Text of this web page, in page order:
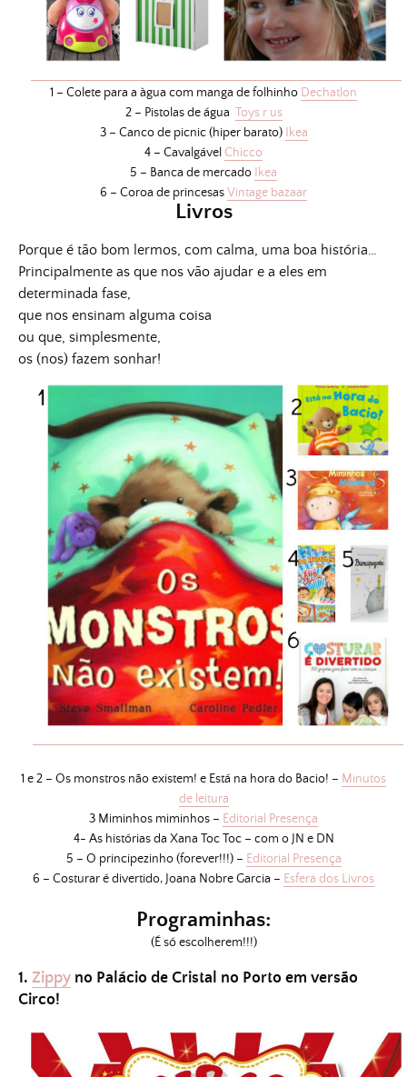
1 – Colete para a àgua com manga de folhinho Dechatlon
2 – Pistolas de água Toys r us
3 – Canco de picnic (hiper barato) Ikea
4 – Cavalgável Chicco
5 – Banca de mercado Ikea
6 – Coroa de princesasVintage bazaar
Livros
Porque é tão bom lermos, com calma, uma boa história…
Principalmente as que nos vão ajudar e a eles em
determinada fase,
que nos ensinam alguma coisa
ou que, simplesmente,
os (nos) fazem sonhar!
1 e 2 – Os monstros não existem! e Está na hora do Bacio! – Minutos
de leitura
3 Miminhos miminhos – Editorial Presença
4- As histórias da Xana Toc Toc – com o JN e DN
5 – O principezinho (forever!!!) – Editorial Presença
6 – Costurar é divertido, Joana Nobre Garcia – Esfera dos Livros
Programinhas:
(É só escolherem!!!)
1. Zippy no Palácio de Cristal no Porto em versão
Circo!